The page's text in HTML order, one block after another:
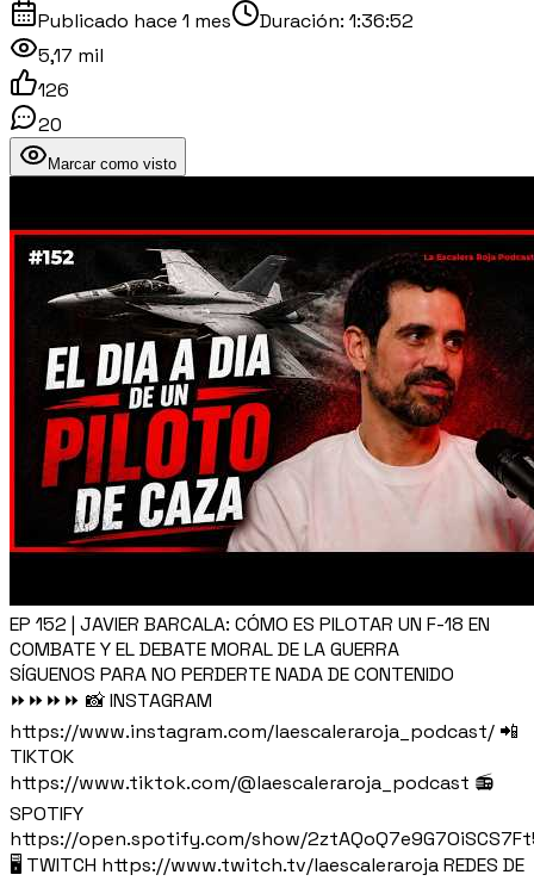
Publicado hace 1 mes Duración: 1:36:52
5,17 mil
126
20
Marcar como visto
EP 152 | JAVIER BARCALA: CÓMO ES PILOTAR UN F-18 EN
COMBATE Y EL DEBATE MORAL DE LA GUERRA
SÍGUENOS PARA NO PERDERTE NADA DE CONTENIDO
⏩⏩⏩⏩ 📸 INSTAGRAM
https://www.instagram.com/laescaleraroja_podcast/ 📲
TIKTOK
https://www.tiktok.com/@laescaleraroja_podcast 📻
SPOTIFY
https://open.spotify.com/show/
🖥️ TWITCH https://www.twitch.tv/laescaleraroja REDES DE